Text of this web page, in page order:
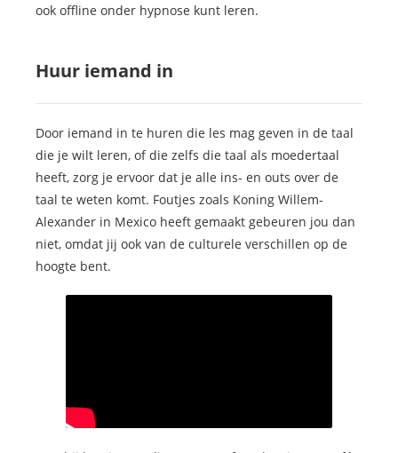
ook offline onder hypnose kunt leren.
Huur iemand in
Door iemand in te huren die les mag geven in de taal
die je wilt leren, of die zelfs die taal als moedertaal
heeft, zorg je ervoor dat je alle ins- en outs over de
taal te weten komt. Foutjes zoals Koning Willem-
Alexander in Mexico heeft gemaakt gebeuren jou dan
niet, omdat jij ook van de culturele verschillen op de
hoogte bent.